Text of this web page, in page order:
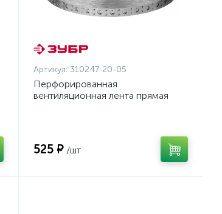
Артикул: 310247-20-05
Перфорированная
вентиляционная лента прямая
525 ₽ /шт